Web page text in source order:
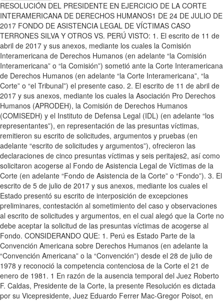
RESOLUCIÓN DEL PRESIDENTE EN EJERCICIO DE LA CORTE
INTERAMERICANA DE DERECHOS HUMANOS1 DE 24 DE JULIO DE
2017 FONDO DE ASISTENCIA LEGAL DE VÍCTIMAS CASO
TERRONES SILVA Y OTROS VS. PERÚ VISTO: 1. El escrito de 11 de
abril de 2017 y sus anexos, mediante los cuales la Comisión
Interamericana de Derechos Humanos (en adelante “la Comisión
Interamericana” o “la Comisión”) sometió ante la Corte Interamericana
de Derechos Humanos (en adelante “la Corte Interamericana”, “la
Corte” o “el Tribunal”) el presente caso. 2. El escrito de 11 de abril de
2017 y sus anexos, mediante los cuales la Asociación Pro Derechos
Humanos (APRODEH), la Comisión de Derechos Humanos
(COMISEDH) y el Instituto de Defensa Legal (IDL) (en adelante “los
representantes”), en representación de las presuntas víctimas,
remitieron su escrito de solicitudes, argumentos y pruebas (en
adelante “escrito de solicitudes y argumentos”), ofrecieron las
declaraciones de cinco presuntas víctimas y seis peritajes2, así como
solicitaron acogerse al Fondo de Asistencia Legal de Víctimas de la
Corte (en adelante “Fondo de Asistencia de la Corte” o “Fondo”). 3. El
escrito de 5 de julio de 2017 y sus anexos, mediante los cuales el
Estado presentó su escrito de interposición de excepciones
preliminares, contestación al sometimiento del caso y observaciones
al escrito de solicitudes y argumentos, en el cual alegó que la Corte no
debe aceptar la solicitud de las presuntas víctimas de acogerse al
Fondo. CONSIDERANDO QUE: 1. Perú es Estado Parte de la
Convención Americana sobre Derechos Humanos (en adelante la
“Convención Americana” o la “Convención”) desde el 28 de julio de
1978 y reconoció la competencia contenciosa de la Corte el 21 de
enero de 1981. 1 En razón de la ausencia temporal del Juez Roberto
F. Caldas, Presidente de la Corte, la presente Resolución es dictada
por su Vicepresidente, Juez Eduardo Ferrer Mac-Gregor Poisot, en